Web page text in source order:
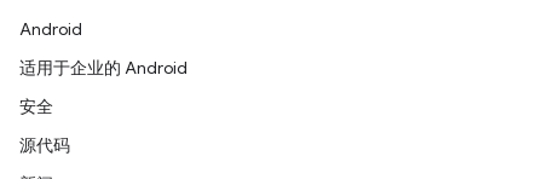
Android
适用于企业的 Android
安全
源代码